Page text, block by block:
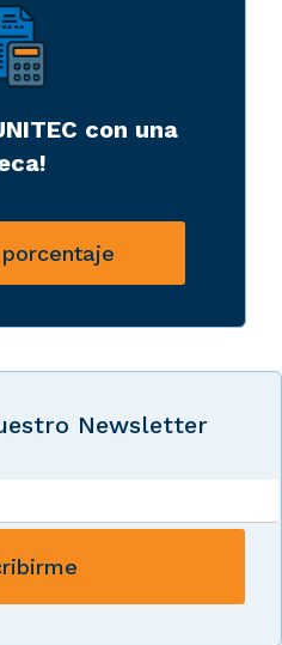
con una
Newsletter